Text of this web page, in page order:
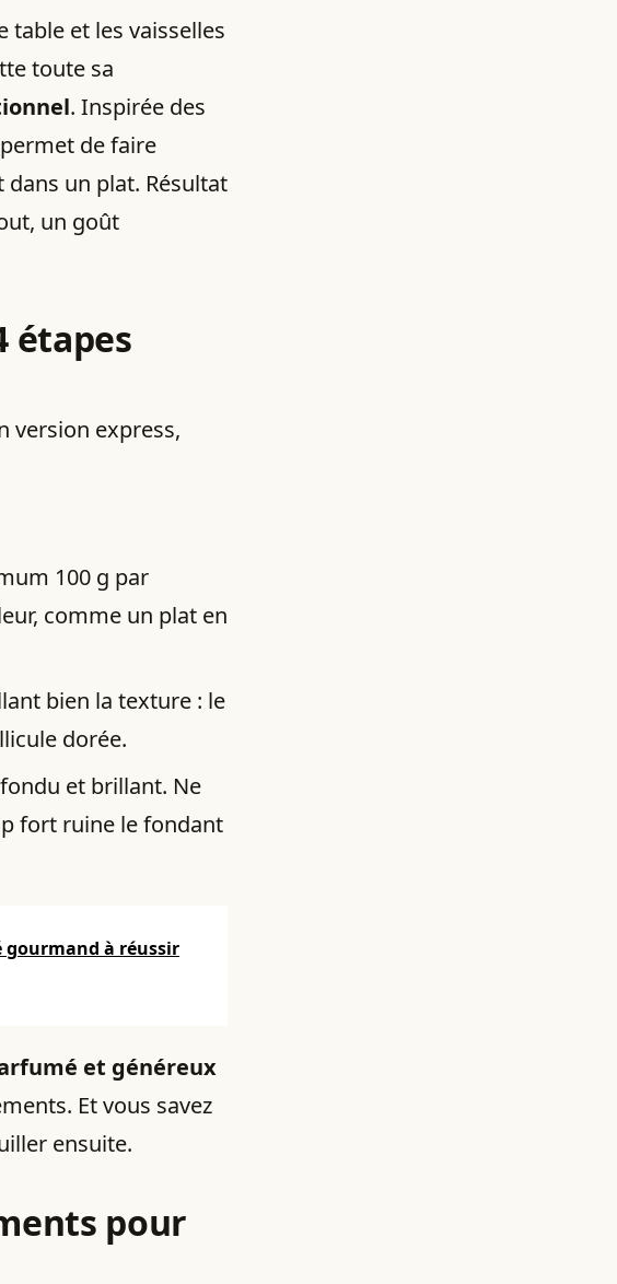
table et les vaisselles
toute sa
. Inspirée des
de faire
un plat. Résultat
un goût
étapes
version express,
100 g par
comme un plat en
bien la texture : le
dorée.
et brillant. Ne
fort ruine le fondant
à réussir
et généreux
Et vous savez
ensuite.
pour